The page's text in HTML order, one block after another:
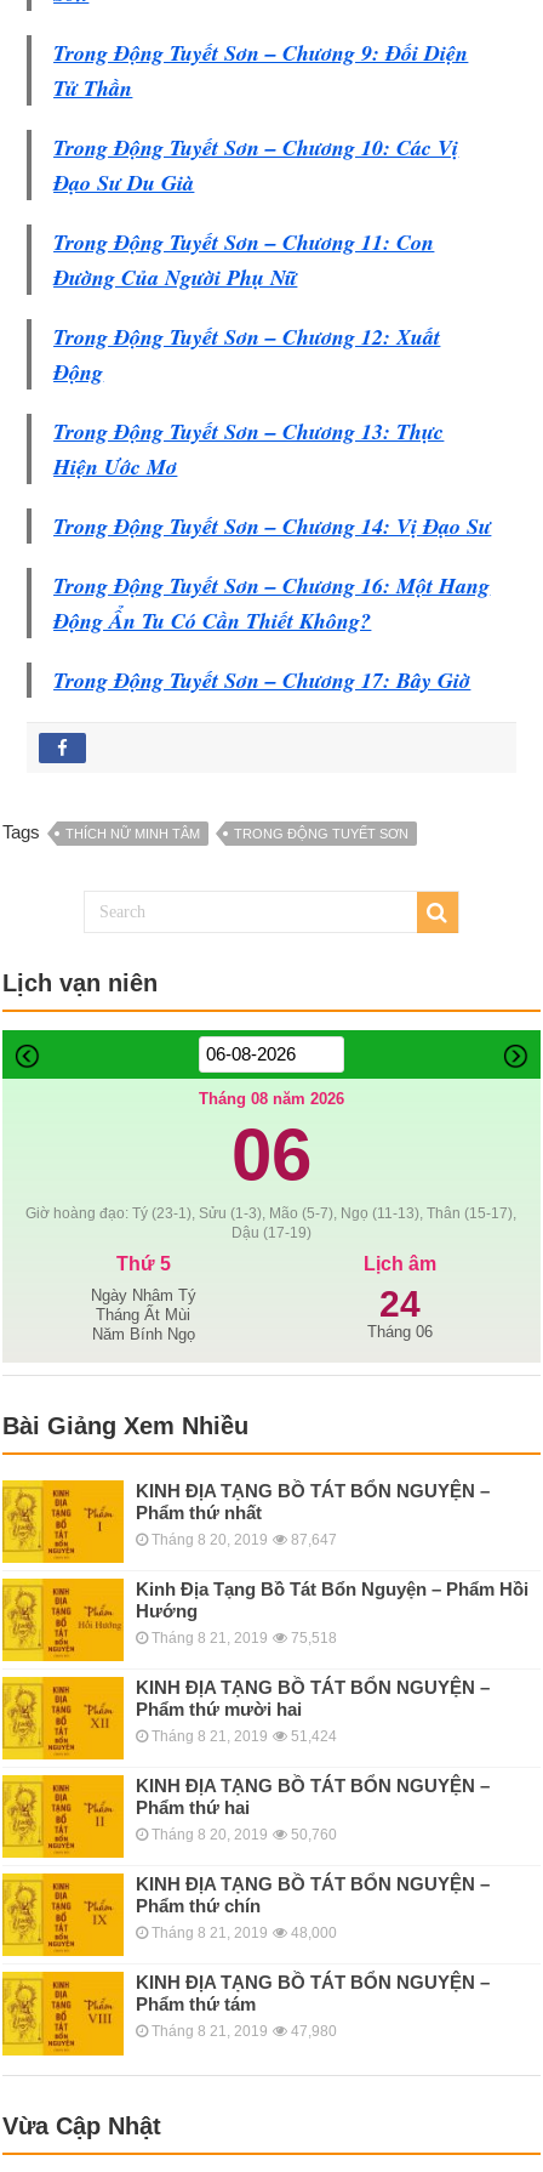
Trong Động Tuyết Sơn – Chương 9: Đối Diện
Tử Thần
Trong Động Tuyết Sơn – Chương 10: Các Vị
Đạo Sư Du Già
Trong Động Tuyết Sơn – Chương 11: Con
Đường Của Người Phụ Nữ
Trong Động Tuyết Sơn – Chương 12: Xuất
Động
Trong Động Tuyết Sơn – Chương 13: Thực
Hiện Ước Mơ
Trong Động Tuyết Sơn – Chương 14: Vị Đạo Sư
Trong Động Tuyết Sơn – Chương 16: Một Hang
Động Ẩn Tu Có Cần Thiết Không?
Trong Động Tuyết Sơn – Chương 17: Bây Giờ
Tags THÍCH NỮ MINH TÂM TRONG ĐỘNG TUYẾT SƠN
Lịch vạn niên
Tháng 08 năm 2026
06
Giờ hoàng đạo: Tý (23-1), Sửu (1-3), Mão (5-7), Ngọ (11-13), Thân (15-17),
Dậu (17-19)
Thứ 5
Ngày Nhâm Tý
Tháng Ất Mùi
Năm Bính Ngọ
Lịch âm
24
Tháng 06
Bài Giảng Xem Nhiều
KINH ÐỊA TẠNG BỒ TÁT BỔN NGUYỆN –
Phẩm thứ nhất
Tháng 8 20, 2019 87,647
Kinh Địa Tạng Bồ Tát Bổn Nguyện – Phẩm Hồi
Hướng
Tháng 8 21, 2019 75,518
KINH ÐỊA TẠNG BỒ TÁT BỔN NGUYỆN –
Phẩm thứ mười hai
Tháng 8 21, 2019 51,424
KINH ÐỊA TẠNG BỒ TÁT BỔN NGUYỆN –
Phẩm thứ hai
Tháng 8 20, 2019 50,760
KINH ÐỊA TẠNG BỒ TÁT BỔN NGUYỆN –
Phẩm thứ chín
Tháng 8 21, 2019 48,000
KINH ÐỊA TẠNG BỒ TÁT BỔN NGUYỆN –
Phẩm thứ tám
Tháng 8 21, 2019 47,980
Vừa Cập Nhật